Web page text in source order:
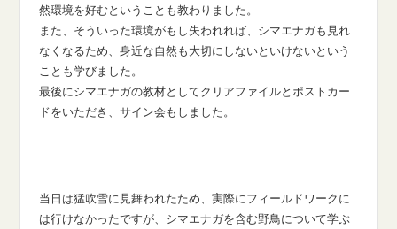
然環境を好むということも教わりました。
また、そういった環境がもし失われれば、シマエナガも見れ
なくなるため、身近な自然も大切にしないといけないという
ことも学びました。
最後にシマエナガの教材としてクリアファイルとポストカー
ドをいただき、サイン会もしました。
当日は猛吹雪に見舞われたため、実際にフィールドワークに
は行けなかったですが、シマエナガを含む野鳥について学ぶ